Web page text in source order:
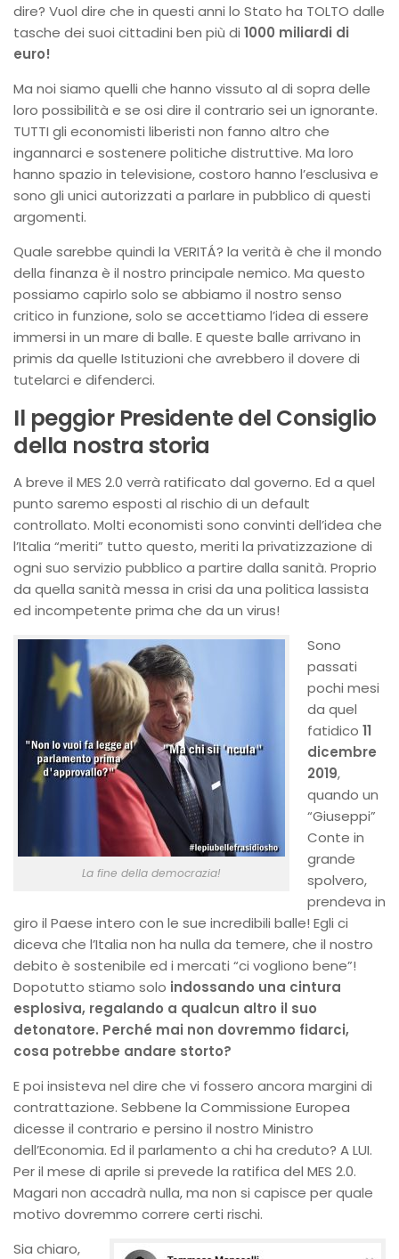
dire? Vuol dire che in questi anni lo Stato ha TOLTO dalle
tasche dei suoi cittadini ben più di 1000 miliardi di
euro!
Ma noi siamo quelli che hanno vissuto al di sopra delle
loro possibilità e se osi dire il contrario sei un ignorante.
TUTTI gli economisti liberisti non fanno altro che
ingannarci e sostenere politiche distruttive. Ma loro
hanno spazio in televisione, costoro hanno l’esclusiva e
sono gli unici autorizzati a parlare in pubblico di questi
argomenti.
Quale sarebbe quindi la VERITÁ? la verità è che il mondo
della finanza è il nostro principale nemico. Ma questo
possiamo capirlo solo se abbiamo il nostro senso
critico in funzione, solo se accettiamo l’idea di essere
immersi in un mare di balle. E queste balle arrivano in
primis da quelle Istituzioni che avrebbero il dovere di
tutelarci e difenderci.
Il peggior Presidente del Consiglio
della nostra storia
A breve il MES 2.0 verrà ratificato dal governo. Ed a quel
punto saremo esposti al rischio di un default
controllato. Molti economisti sono convinti dell’idea che
l’Italia “meriti” tutto questo, meriti la privatizzazione di
ogni suo servizio pubblico a partire dalla sanità. Proprio
da quella sanità messa in crisi da una politica lassista
ed incompetente prima che da un virus!
La fine della democrazia!
Sono
passati
pochi mesi
da quel
fatidico 11
dicembre
2019,
quando un
“Giuseppi”
Conte in
grande
spolvero,
prendeva in
giro il Paese intero con le sue incredibili balle! Egli ci
diceva che l’Italia non ha nulla da temere, che il nostro
debito è sostenibile ed i mercati “ci vogliono bene”!
Dopotutto stiamo solo indossando una cintura
esplosiva, regalando a qualcun altro il suo
detonatore. Perché mai non dovremmo fidarci,
cosa potrebbe andare storto?
E poi insisteva nel dire che vi fossero ancora margini di
contrattazione. Sebbene la Commissione Europea
dicesse il contrario e persino il nostro Ministro
dell’Economia. Ed il parlamento a chi ha creduto? A LUI.
Per il mese di aprile si prevede la ratifica del MES 2.0.
Magari non accadrà nulla, ma non si capisce per quale
motivo dovremmo correre certi rischi.
Sia chiaro,